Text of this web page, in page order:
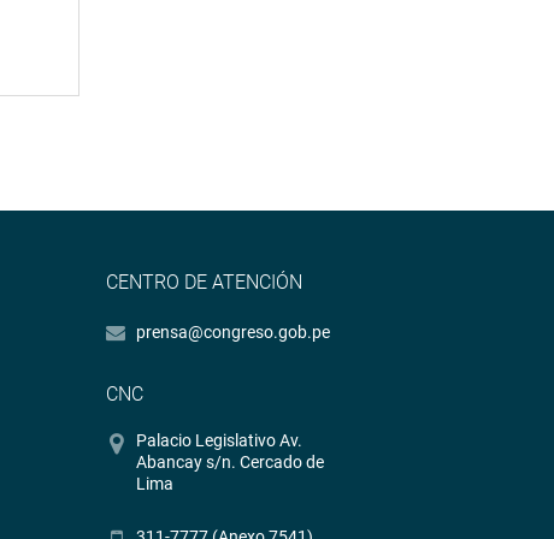
CENTRO DE ATENCIÓN
prensa@congreso.gob.pe
CNC
Palacio Legislativo Av.
Abancay s/n. Cercado de
Lima